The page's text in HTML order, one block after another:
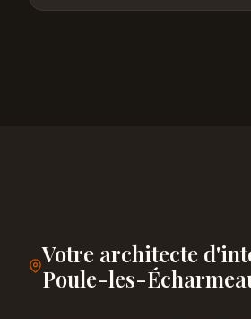
Votre architecte
Poule-les-